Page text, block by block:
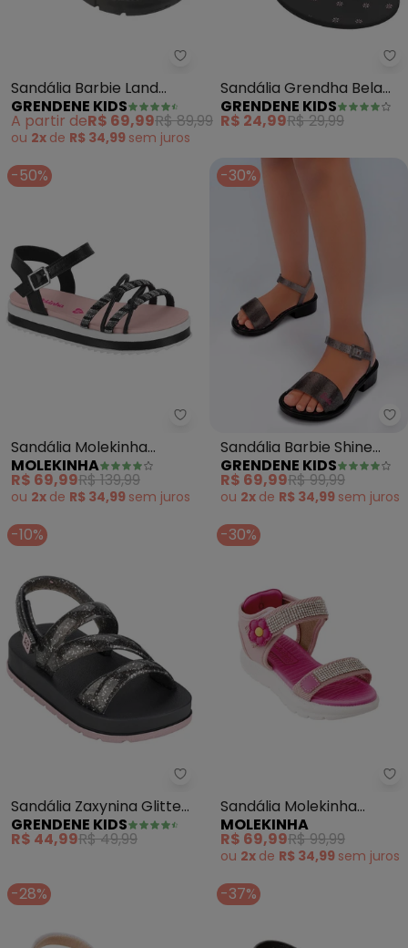
Grendene Kids - Sandália
Sandália Barbie Land
(Preta)
GRENDENE KIDS
A partir deR$ 69,99R$ 89,99
ou 2x de R$ 34,99 sem juros
Sandália Grendha Bela
Cacau Delicadeza
(Preta)
GRENDENE KIDS
R$ 24,99R$ 29,99
-50%
Molekinha - Sandália
Sandália Molekinha
(Preta)
MOLEKINHA
R$ 69,99R$ 139,99
ou 2x de R$ 34,99 sem juros
-30%
Sandália Barbie Shine
Deauty (Preto)
GRENDENE KIDS
R$ 69,99R$ 99,99
ou 2x de R$ 34,99 sem juros
-10%
Grendene Kids - Sandália
Sandália Zaxynina Glitter
(Preto)
GRENDENE KIDS
R$ 44,99R$ 49,99
-30%
Sandália Molekinha
(Rosa) em Sintético
MOLEKINHA
R$ 69,99R$ 99,99
ou 2x de R$ 34,99 sem juros
-28% -37%